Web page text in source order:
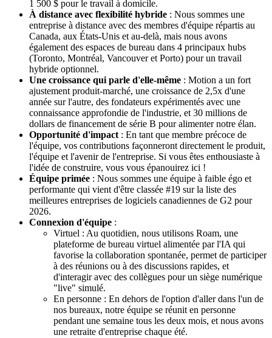
1 500 $ pour le travail à domicile.
À distance avec flexibilité hybride : Nous sommes une
entreprise à distance avec des membres d'équipe répartis au
Canada, aux États-Unis et au-delà, mais nous avons
également des espaces de bureau dans 4 principaux hubs
(Toronto, Montréal, Vancouver et Porto) pour un travail
hybride optionnel.
Une croissance qui parle d'elle-même : Motion a un fort
ajustement produit-marché, une croissance de 2,5x d'une
année sur l'autre, des fondateurs expérimentés avec une
connaissance approfondie de l'industrie, et 30 millions de
dollars de financement de série B pour alimenter notre élan.
Opportunité d'impact : En tant que membre précoce de
l'équipe, vos contributions façonneront directement le produit,
l'équipe et l'avenir de l'entreprise. Si vous êtes enthousiaste à
l'idée de construire, vous vous épanouirez ici !
Équipe primée : Nous sommes une équipe à faible égo et
performante qui vient d'être classée #19 sur la liste des
meilleures entreprises de logiciels canadiennes de G2 pour
2026.
Connexion d'équipe :
Virtuel : Au quotidien, nous utilisons Roam, une
plateforme de bureau virtuel alimentée par l'IA qui
favorise la collaboration spontanée, permet de participer
à des réunions ou à des discussions rapides, et
d'interagir avec des collègues pour un siège numérique
"live" simulé.
En personne : En dehors de l'option d'aller dans l'un de
nos bureaux, notre équipe se réunit en personne
pendant une semaine tous les deux mois, et nous avons
une retraite d'entreprise chaque été.